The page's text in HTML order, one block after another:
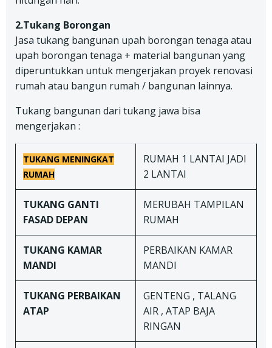
2.Tukang Borongan
Jasa tukang bangunan upah borongan tenaga atau
upah borongan tenaga + material bangunan yang
diperuntukkan untuk mengerjakan proyek renovasi
rumah atau bangun rumah / bangunan lainnya.
Tukang bangunan dari tukang jawa bisa
mengerjakan :
TUKANG MENINGKAT
RUMAH
RUMAH 1 LANTAI JADI
2 LANTAI
TUKANG GANTI
FASAD DEPAN
MERUBAH TAMPILAN
RUMAH
TUKANG KAMAR
MANDI
PERBAIKAN KAMAR
MANDI
TUKANG PERBAIKAN
ATAP
GENTENG , TALANG
AIR , ATAP BAJA
RINGAN